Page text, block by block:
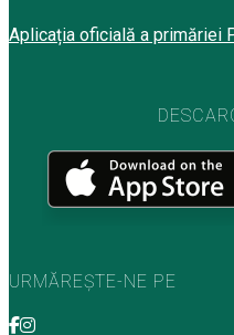
Aplicația oficială a primăriei
URMĂREȘTE-NE PE